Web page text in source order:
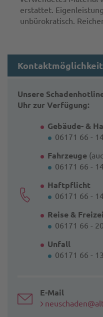
erstattet.
unbürokratisch.
Unsere
Uhr zur Verfügung:
Gebäude- &
06171 66 -
Fahrzeuge
06171 66 -
Haftpflicht
06171 66 -
Reise &
06171 66 -
Unfall
06171 66 -
E-Mail